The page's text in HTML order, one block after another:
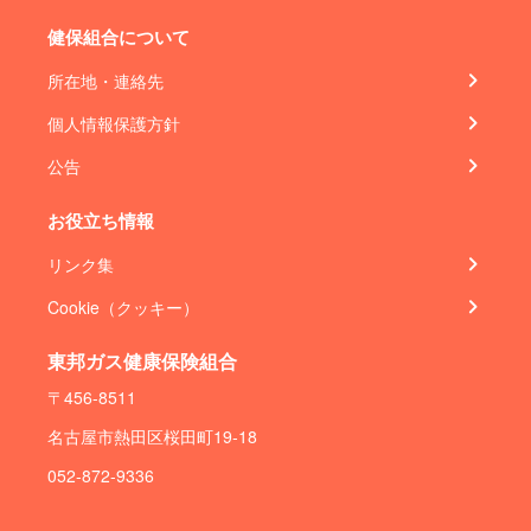
健保組合について
所在地・連絡先
個人情報保護方針
公告
お役立ち情報
リンク集
Cookie（クッキー）
東邦ガス健康保険組合
〒456-8511
名古屋市熱田区桜田町19-18
052-872-9336